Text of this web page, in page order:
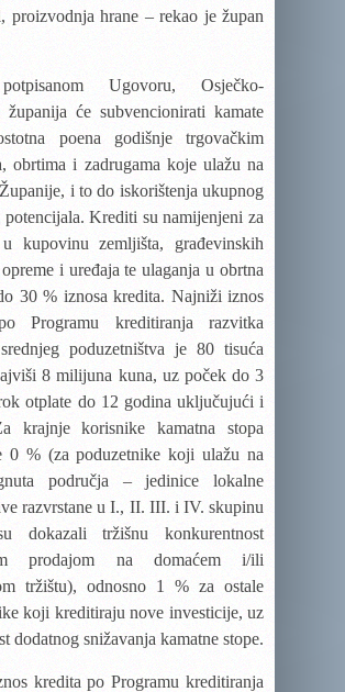
proizvodnja hrane – rekao je župan
Ugovoru, Osječko-
županija će subvencionirati kamate
poena godišnje
trgovačkim
obrtima i zadrugama koje ulažu na
i to do iskorištenja ukupnog
Krediti su namijenjeni za
kupovinu zemljišta, građevinskih
i uređaja te ulaganja u obrtna
30 % iznosa kredita. Najniži iznos
Programu kreditiranja razvitka
poduzetništva je 80 tisuća
8 milijuna kuna, uz poček do 3
otplate do 12 godina uključujući i
krajnje korisnike kamatna stopa
0 % (za poduzetnike koji ulažu na
područja – jedinice lokalne
razvrstane u I., II. III. i IV. skupinu
tržišnu konkurentnost
prodajom na domaćem i/ili
tržištu), odnosno 1 % za ostale
koji kreditiraju nove investicije, uz
dodatnog snižavanja kamatne stope.
kredita po Programu kreditiranja